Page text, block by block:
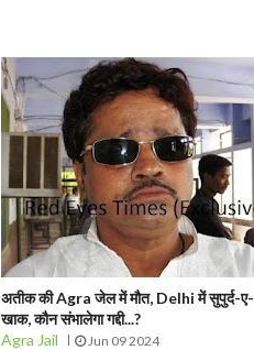
अतीक की Agra जेल में मौत, Delhi में सुपुर्द-ए-
खाक, कौन संभालेगा गद्दी...?
Agra Jail
Jun 09 2024